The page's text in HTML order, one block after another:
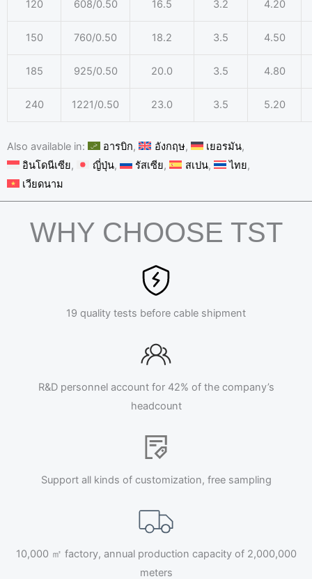
120 608/0.50 16.5 3.2 4.20
150 760/0.50 18.2 3.5 4.50
185 925/0.50 20.0 3.5 4.80
240 1221/0.50 23.0 3.5 5.20
Also available in: อารบิก อังกฤษ
เยอรมัน
อินโดนีเซีย
ญี่ปุ่น รัสเซีย สเปน
ไทย
เวียดนาม
WHY CHOOSE TST
19 quality tests before cable shipment
R&D personnel account for 42% of the company’s
headcount
Support all kinds of customization, free sampling
10,000 ㎡ factory, annual production capacity of 2,000,000
meters